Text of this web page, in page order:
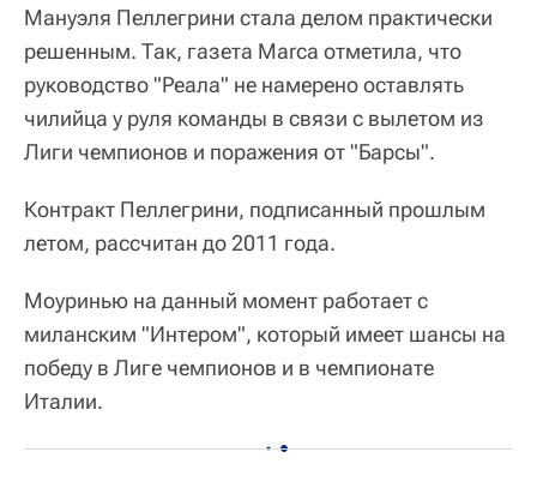
Мануэля Пеллегрини стала делом практически
решенным. Так, газета Marca отметила, что
руководство "Реала" не намерено оставлять
чилийца у руля команды в связи с вылетом из
Лиги чемпионов и поражения от "Барсы".
Контракт Пеллегрини, подписанный прошлым
летом, рассчитан до 2011 года.
Моуринью на данный момент работает с
миланским "Интером", который имеет шансы на
победу в Лиге чемпионов и в чемпионате
Италии.